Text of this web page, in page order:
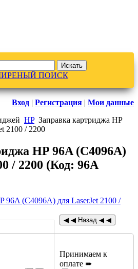
ПОИСК
Вход | Регистрация | Мои данные
HP Заправка картриджа HP
2100 / 2200
HP 96A (C4096A)
/ 2200 (Код: 96A
Принимаем к
оплате ➠